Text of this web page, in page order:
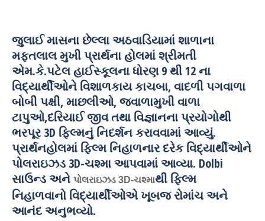
જુલાઈ માસના છેલ્લા અઠવાડિયામાં શાળાના
મફતલાલ મુખી પ્રાર્થના હોલમાં શ્રીમતી
એમ.કે.પટેલ હાઈસ્કૂલના ધોરણ 9 થી 12 ના
વિદ્યાર્થીઓને વિશાળકાય કાચબા, વાદળી પગવાળા
બોબી પક્ષી, માછલીઓ, જ્વાળામુખી વાળા
ટાપુઓ,દરિયાઈ જીવ તથા વિજ્ઞાનના પ્રયોગોથી
ભરપૂર 3D ફિલ્મનું નિદર્શન કરાવવામાં આવ્યું.
પ્રાર્થનહોલમાં ફિલ્મ નિહાળનાર દરેક વિદ્યાર્થીઓને
પોલરાઇઝડ 3D-ચશ્મા આપવામાં આવ્યા. Dolbi
સાઉન્ડ અને પોલરાઇઝડ 3D-ચશ્માથી ફિલ્મ
નિહાળવાનો વિદ્યાર્થીઓએ ખૂબજ રોમાંચ અને
આનંદઅનુભવ્યો.